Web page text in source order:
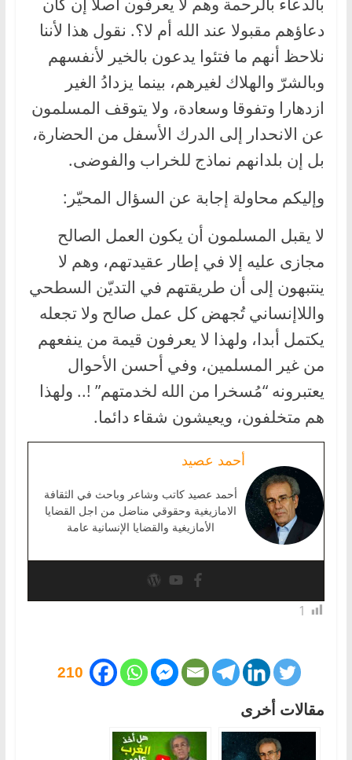
دعاؤهم مقبولا عند الله أم لا؟. نقول هذا لأننا
نلاحظ أنهم ما فتئوا يدعون بالخير لأنفسهم
وبالشرّ والهلاك لغيرهم، بينما يزدادُ الغير
ازدهارا وتفوقا وسعادة، ولا يتوقف المسلمون
عن الانحدار إلى الدرك الأسفل من الحضارة،
بل إن بلدانهم نماذج للخراب والفوضى.
وإليكم محاولة إجابة عن السؤال المحيّر:
لا يقبل المسلمون أن يكون العمل الصالح
مجازى عليه إلا في إطار عقيدتهم، وهم لا
ينتبهون إلى أن طريقتهم في التديّن السطحي
واللاإنساني تُجهض كل عمل صالح ولا تجعله
يكتمل أبدا، ولهذا لا يعرفون قيمة من ينفعهم
من غير المسلمين، وفي أحسن الأحوال
يعتبرونه “مُسخرا من الله لخدمتهم” !.. ولهذا
هم متخلفون، ويعيشون شقاء دائما.
أحمد عصيد
أحمد عصيد كاتب وشاعر وباحث في الثقافة
الامازيغية وحقوقي مناضل من اجل القضايا
الأمازيغية والقضايا الإنسانية عامة
1
210
مقالات أخرى